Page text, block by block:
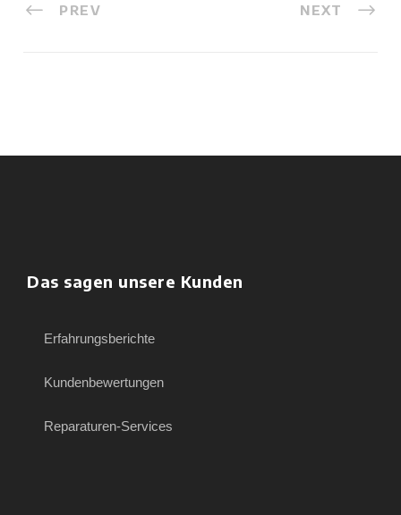
PREV NEXT
Das sagen unsere Kunden
Erfahrungsberichte
Kundenbewertungen
Reparaturen-Services